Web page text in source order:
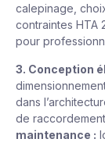
calepinage,
contraintes HTA
pour
3. Conception
dans
de
maintenance :